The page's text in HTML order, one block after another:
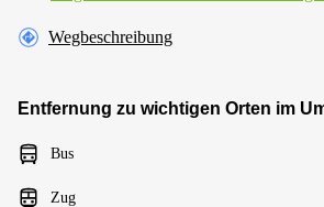
Wegbeschreibung
Entfernung zu wichtigen Orten im
Bus
Zug